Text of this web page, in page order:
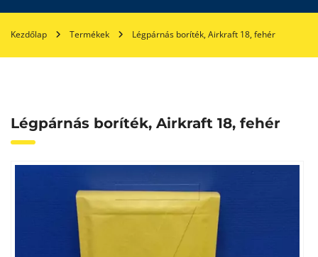
Kezdőlap Termékek Légpárnás boríték, Airkraft 18, fehér
Légpárnás boríték, Airkraft 18, fehér